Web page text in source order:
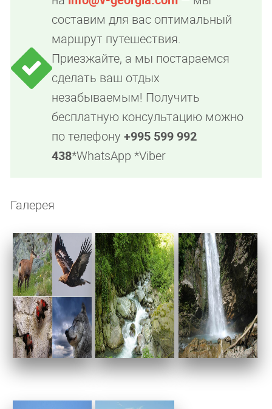
составим для вас оптимальный
маршрут путешествия.
Приезжайте, а мы постараемся
сделать ваш отдых
незабываемым! Получить
бесплатную консультацию можно
по телефону +995 599 992
438*WhatsApp *Viber
Галерея